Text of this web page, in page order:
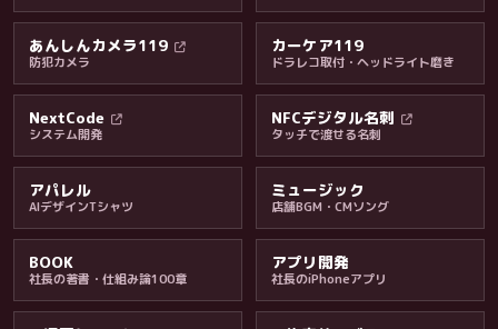
料金・保証・ご案内
あんしんカメラ119
防犯カメラ
カーケア119
ドラレコ取付・ヘッドライト磨き
NextCode
システム開発
NFCデジタル名刺
タッチで渡せる名刺
アパレル
AIデザインTシャツ
ミュージック
店舗BGM・CMソング
BOOK
社長の著書・仕組み論100章
アプリ開発
社長のiPhoneアプリ